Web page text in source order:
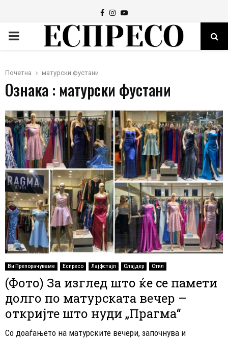
Facebook
Instagram
Youtube
PRIMARY
Почетна матурски фустани
Ознака : матурски фустани
Ви Препорачуваме Еспресо Лајфстајл Слајдер Стил
(Фото) За изглед што ќе се памети
долго по матурската вечер –
откријте што нуди „Прагма“
Со доаѓањето на матурските вечери, започнува и